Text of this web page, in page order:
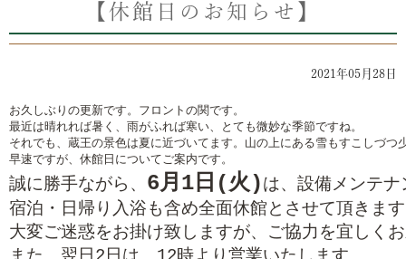
【休館日のお知らせ】
2021年05月28日
お久しぶりの更新です。フロントの関です。
最近は晴れれば暑く、雨がふれば寒い、とても微妙な季節ですね。
それでも、蔵王の景色は夏に近づいてます。山の上にある雪もすこしづつ
早速ですが、休館日についてご案内です。
誠に勝手ながら、 6月1日(火)は、設備メンテ
大変ご迷惑をお掛け致しますが、ご協力を宜しくお